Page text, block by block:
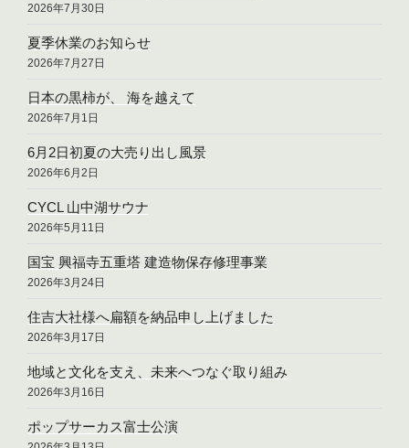
2026年7月30日
夏季休業のお知らせ
2026年7月27日
日本の黒柿が、 海を越えて
2026年7月1日
6月2日初夏の大売り出し風景
2026年6月2日
CYCL 山中湖サウナ
2026年5月11日
国宝 興福寺五重塔 建造物保存修理事業
2026年3月24日
住吉大社様へ扁額を納品申し上げました
2026年3月17日
地域と文化を支え、未来へつなぐ取り組み
2026年3月16日
ポップサーカス富士公演